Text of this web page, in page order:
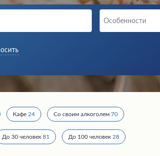
Особенности
Кафе 24 Со своим алкоголем 70
До 30 человек 81 До 100 человек 28